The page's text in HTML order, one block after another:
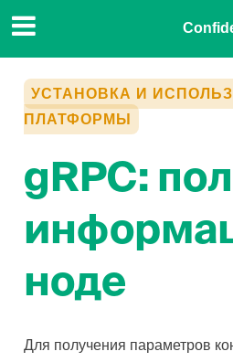
УСТАНОВКА И
ПЛАТФОРМЫ
gRPC:
ноде
Для получения параметров